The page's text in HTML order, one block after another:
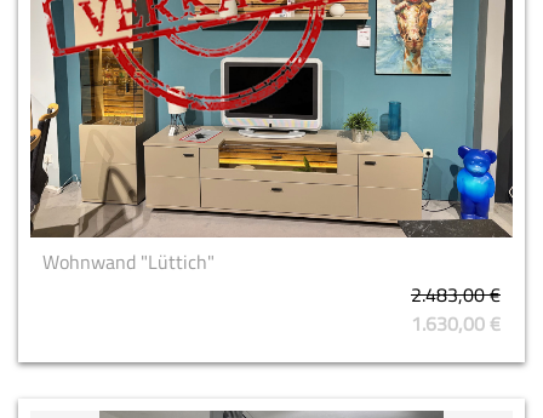
Wohnwand "Lüttich"
2.483,00 €
1.630,00 €